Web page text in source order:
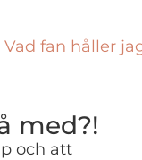
med?!
och att